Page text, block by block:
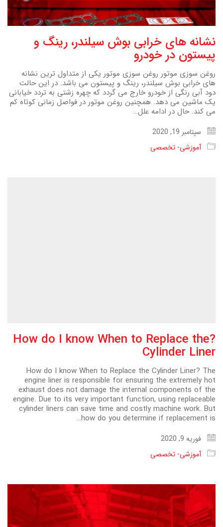
نشانه های خرابی بوش سیلندر، رینگ و
پیستون در خودرو
روغن سوزی موتور روغن سوزی موتور یکی از متداول ترین نشانه
های خرابی بوش سیلندر، رینگ و پیستون می باشد. در این حالت
دود آبی رنگی از خودرو خارج می گردد که چهره زشتی به تردد خیابانی
یک ماشین می دهد. همچنین روغن موتور در فواصل زمانی کوتاه کم
می کند. حال در ادامه علل…
سپتامبر 19, 2020
آموزشی- تخصصی
?How do I know When to Replace the
Cylinder Liner
How do I know When to Replace the Cylinder Liner? The
engine liner is responsible for ensuring the extremely hot
exhaust does not damage the internal components of the
engine. Due to its very important function, using replaceable
cylinder liners can save time and costly machine work. But
how do you determine if replacement is…
فوریه 9, 2020
آموزشی- تخصصی